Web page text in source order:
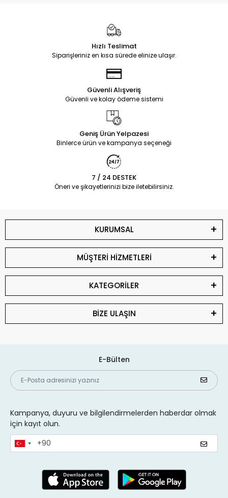
Hızlı Teslimat
Siparişleriniz en kısa sürede elinize ulaşır.
Güvenli Alışveriş
Güvenli ve kolay ödeme sistemi
Geniş Ürün Yelpazesi
Binlerce ürün ve kampanya seçeneği
7 / 24 DESTEK
Öneri ve şikayetlerinizi bize iletebilirsiniz.
KURUMSAL
MÜŞTERİ HİZMETLERİ
KATEGORİLER
BİZE ULAŞIN
E-Bülten
Kampanya, duyuru ve bilgilendirmelerden haberdar olmak
için kayıt olun.